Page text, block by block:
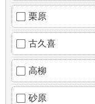
栗原
古久喜
高柳
砂原